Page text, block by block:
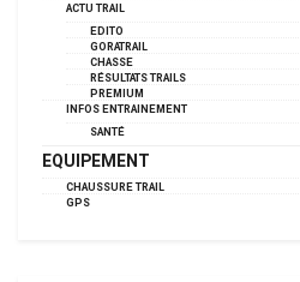
ACTU TRAIL
EDITO
GORATRAIL
CHASSE
RÉSULTATS TRAILS
PREMIUM
INFOS ENTRAINEMENT
SANTÉ
EQUIPEMENT
CHAUSSURE TRAIL
GPS